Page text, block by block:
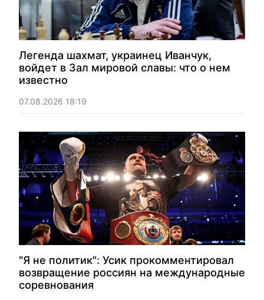
Легенда шахмат, украинец Иванчук,
войдет в Зал мировой славы: что о нем
известно
07.08.2026 18:19
"Я не политик": Усик прокомментировал
возвращение россиян на международные
соревнования